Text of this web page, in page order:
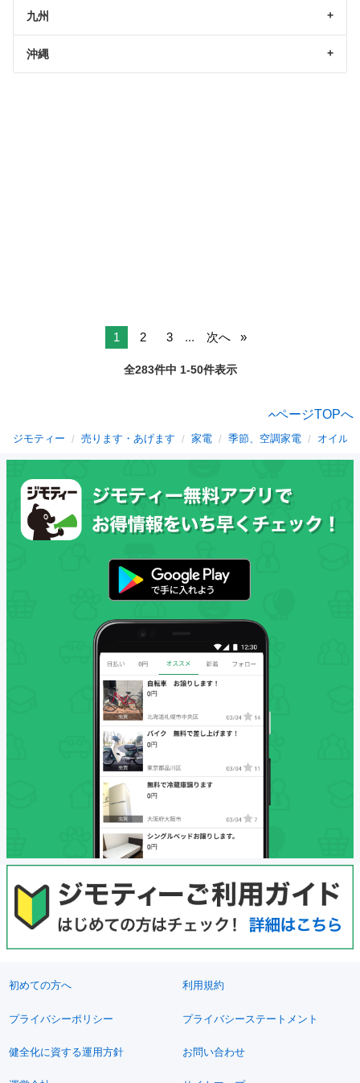
九州
沖縄
1 2 3 ... 次へ
全283件中 1-50件表示
ページTOPへ
ジモティー 売ります・あげます 家電 季節、空調家電 オイル
初めての方へ 利用規約
プライバシーポリシー プライバシーステートメント
健全化に資する運用方針 お問い合わせ